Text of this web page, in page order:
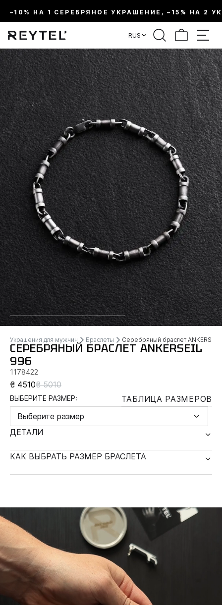
–10% НА 1 СЕРЕБРЯНОЕ УКРАШЕНИЕ, –15% НА 2
RUS
Украшения для мужчин Браслеты Серебряный браслет ANKERSEIL
СЕРЕБРЯНЫЙ БРАСЛЕТ ANKERSEIL
996
1178422
₴ 4510₴ 5010
ВЫБЕРИТЕ РАЗМЕР:
ТАБЛИЦА РАЗМЕРОВ
Выберите размер
ДЕТАЛИ
КАК ВЫБРАТЬ РАЗМЕР БРАСЛЕТА